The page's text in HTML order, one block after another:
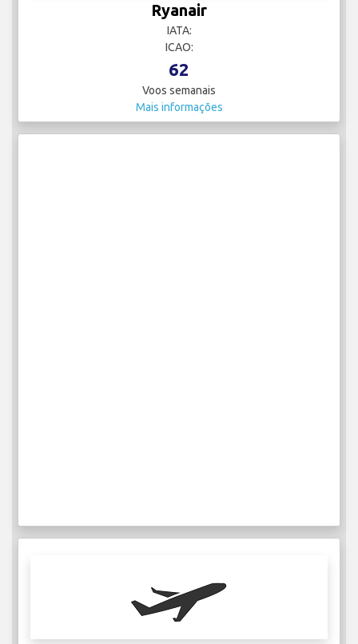
Ryanair
IATA:
ICAO:
62
Voos semanais
Mais informações